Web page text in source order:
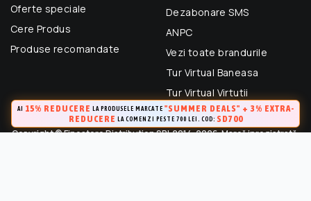
Oferte speciale
Cere Produs
Produse recomandate
Dezabonare SMS
ANPC
Vezi toate brandurile
Tur Virtual Baneasa
Tur Virtual Virtutii
Copyright © Finestore Distribution SRL 2014-2026. Marcă inregistrată.
AI 15% REDUCERE LA PRODUSELE MARCATE "SUMMER DEALS" + 3% EXTRA-
REDUCERE LA COMENZI PESTE 700 LEI. COD: SD700